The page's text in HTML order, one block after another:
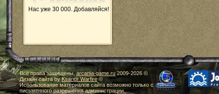
Нас уже 30 000. Добавляйся!
Все права защищены,arcania-game.ru2009-2026 ©
Дизайн сайта byKsandr Warfire©
Использование материалов сайта возможно только с
письменного разрешения администрации.